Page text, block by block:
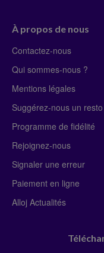
À propos de nous
Contactez-nous
Qui sommes-nous ?
Mentions légales
Suggérez-nous un resto
Programme de fidélité
Rejoignez-nous
Signaler une erreur
Paiement en ligne
Alloj Actualités